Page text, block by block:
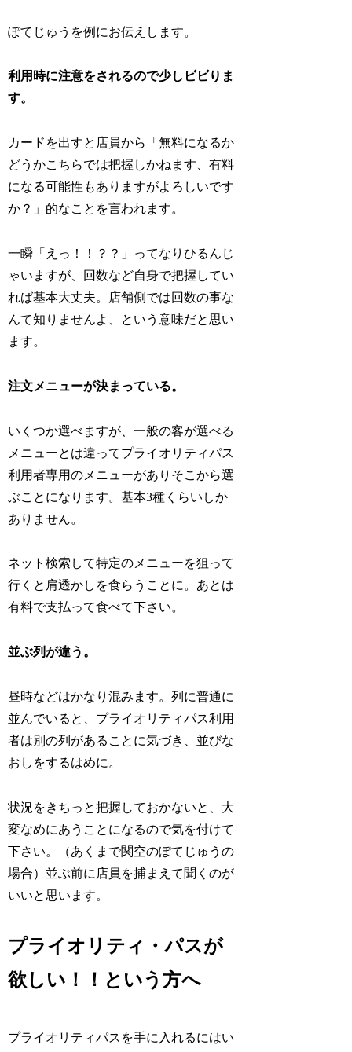
ぽてじゅうを例にお伝えします。
利用時に注意をされるので少しビビりま
す。
カードを出すと店員から「無料になるか
どうかこちらでは把握しかねます、有料
になる可能性もありますがよろしいです
か？」的なことを言われます。
一瞬「えっ！！？？」ってなりひるんじ
ゃいますが、回数など自身で把握してい
れば基本大丈夫。店舗側では回数の事な
んて知りませんよ、という意味だと思い
ます。
注文メニューが決まっている。
いくつか選べますが、一般の客が選べる
メニューとは違ってプライオリティパス
利用者専用のメニューがありそこから選
ぶことになります。基本3種くらいしか
ありません。
ネット検索して特定のメニューを狙って
行くと肩透かしを食らうことに。あとは
有料で支払って食べて下さい。
並ぶ列が違う。
昼時などはかなり混みます。列に普通に
並んでいると、プライオリティパス利用
者は別の列があることに気づき、並びな
おしをするはめに。
状況をきちっと把握しておかないと、大
変なめにあうことになるので気を付けて
下さい。（あくまで関空のぽてじゅうの
場合）並ぶ前に店員を捕まえて聞くのが
いいと思います。
プライオリティ・パスが
欲しい！！という方へ
プライオリティパスを手に入れるにはい